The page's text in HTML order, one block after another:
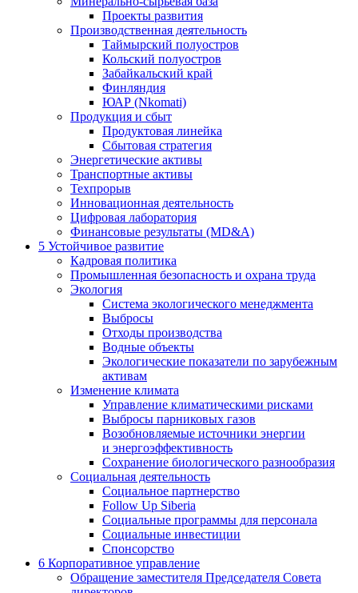
Проекты развития
Производственная деятельность
Таймырский полуостров
Кольский полуостров
Забайкальский край
Финляндия
ЮАР (Nkomati)
Продукция и сбыт
Продуктовая линейка
Сбытовая стратегия
Энергетические активы
Транспортные активы
Техпрорыв
Инновационная деятельность
Цифровая лаборатория
Финансовые результаты (MD&A)
5 Устойчивое развитие
Кадровая политика
Промышленная безопасность и охрана труда
Экология
Система экологического менеджмента
Выбросы
Отходы производства
Водные объекты
Экологические показатели по зарубежным
активам
Изменение климата
Управление климатическими рисками
Выбросы парниковых газов
Возобновляемые источники энергии
и энергоэффективность
Сохранение биологического разнообразия
Социальная деятельность
Социальное партнерство
Follow Up Siberia
Социальные программы для персонала
Социальные инвестиции
Спонсорство
6 Корпоративное управление
Обращение заместителя Председателя Совета